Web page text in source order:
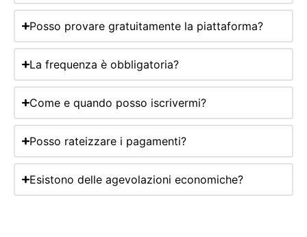
Posso provare gratuitamente la piattaforma?
La frequenza è obbligatoria?
Come e quando posso iscrivermi?
Posso rateizzare i pagamenti?
Esistono delle agevolazioni economiche?